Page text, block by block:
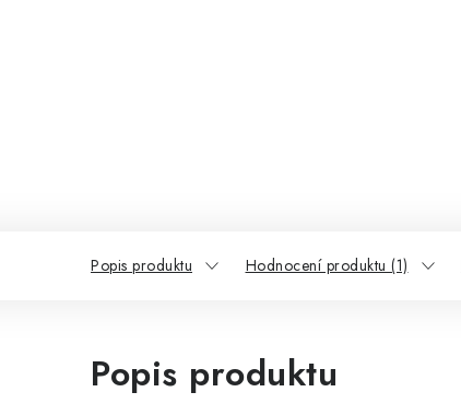
Popis produktu Hodnocení produktu (1)
Popis produktu